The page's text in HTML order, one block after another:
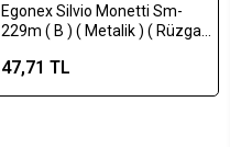
Egonex Silvio Monetti Sm-
229m ( B ) ( Metalik ) ( Rüzgar
47,71 TL